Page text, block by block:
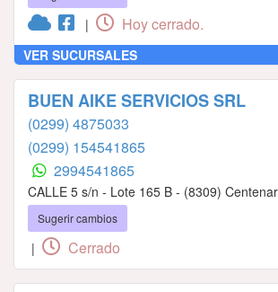
| Hoy cerrado.
VER SUCURSALES
BUEN AIKE SERVICIOS SRL
(0299) 4875033
(0299) 154541865
2994541865
CALLE 5 s/n - Lote 165 B - (8309)
Sugerir cambios
| Cerrado